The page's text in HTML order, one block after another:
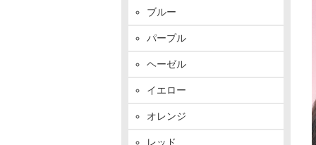
ブルー
パープル
ヘーゼル
イエロー
オレンジ
レッド